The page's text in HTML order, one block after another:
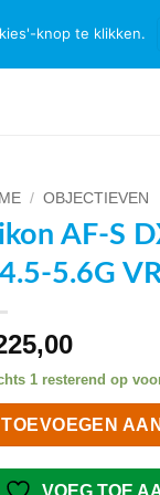
/ OBJECTIEVEN
AF-S
5.6G
1 resterend op
TOEVOEGEN
knop te klikken.